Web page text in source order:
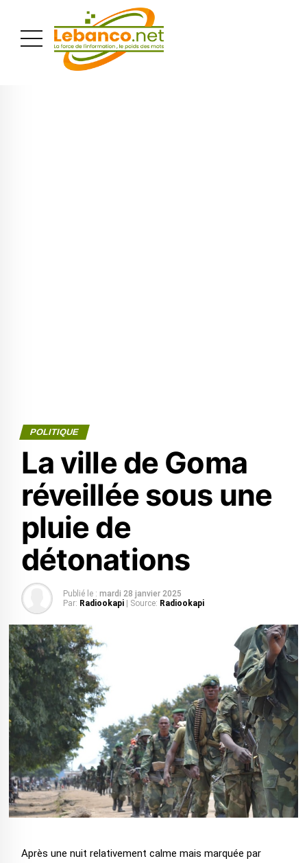
POLITIQUE
La ville de Goma
réveillée sous une
pluie de
détonations
Publié le : mardi 28 janvier 2025
Par: Radiookapi | Source: Radiookapi
Après une nuit relativement calme mais marquée par